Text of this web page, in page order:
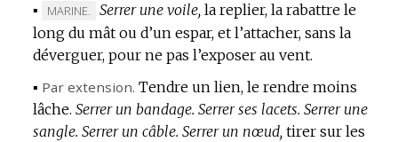
▪
MARQUE
DE
DOMAINE
MARINE. Serrer une voile, la replier, la rabattre le
long du mât ou d’un espar, et l’attacher, sans la
déverguer, pour ne pas l’exposer au vent.
▪ Par extension. Tendre un lien, le rendre moins
lâche. Serrer un bandage. Serrer ses lacets. Serrer une
sangle. Serrer un câble. Serrer un nœud, tirer sur les